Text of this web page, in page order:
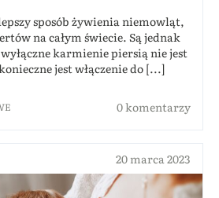
sposób żywienia niemowląt,
na całym świecie. Są jednak
karmienie piersią nie jest
jest włączenie do [...]
0 komentarzy
20 marca 2023